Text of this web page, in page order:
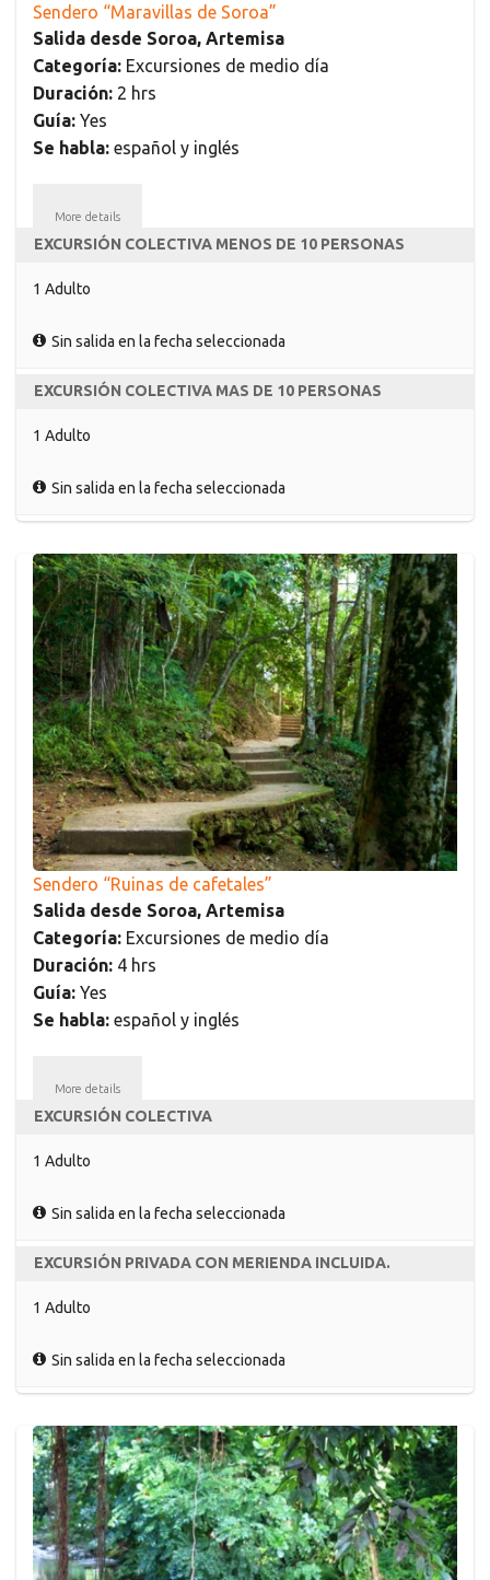
Sendero “Maravillas de Soroa”
Salida desde Soroa, Artemisa
Categoría: Excursiones de medio día
Duración: 2 hrs
Guía: Yes
Se habla: español y inglés
More details
EXCURSIÓN COLECTIVA MENOS DE 10 PERSONAS
1 Adulto
Sin salida en la fecha seleccionada
EXCURSIÓN COLECTIVA MAS DE 10 PERSONAS
1 Adulto
Sin salida en la fecha seleccionada
Sendero “Ruinas de cafetales”
Salida desde Soroa, Artemisa
Categoría: Excursiones de medio día
Duración: 4 hrs
Guía: Yes
Se habla: español y inglés
More details
EXCURSIÓN COLECTIVA
1 Adulto
Sin salida en la fecha seleccionada
EXCURSIÓN PRIVADA CON MERIENDA INCLUIDA.
1 Adulto
Sin salida en la fecha seleccionada